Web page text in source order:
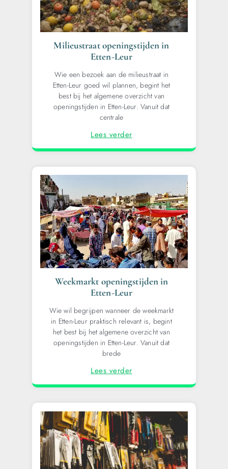
Milieustraat openingstijden in
Etten-Leur
Wie een bezoek aan de milieustraat in
Etten-Leur goed wil plannen, begint het
best bij het algemene overzicht van
openingstijden in Etten-Leur. Vanuit dat
centrale
Lees verder
Weekmarkt openingstijden in
Etten-Leur
Wie wil begrijpen wanneer de weekmarkt
in Etten-Leur praktisch relevant is, begint
het best bij het algemene overzicht van
openingstijden in Etten-Leur. Vanuit dat
brede
Lees verder